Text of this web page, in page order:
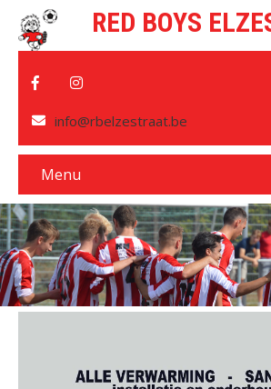
RED BOYS
info@rbelzestraat.be
Menu